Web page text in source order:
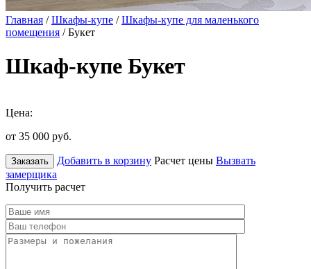
Главная /Шкафы-купе /Шкафы-купе для маленького
помещения / Букет
Шкаф-купе Букет
Цена:
от 35 000 руб.
Заказать Добавить в корзину Расчет цены Вызвать
замерщика
Получить расчет